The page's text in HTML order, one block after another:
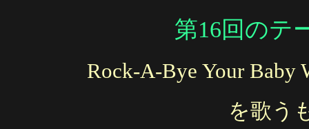
第16回のテ
Rock-A-Bye Your Baby
を歌う